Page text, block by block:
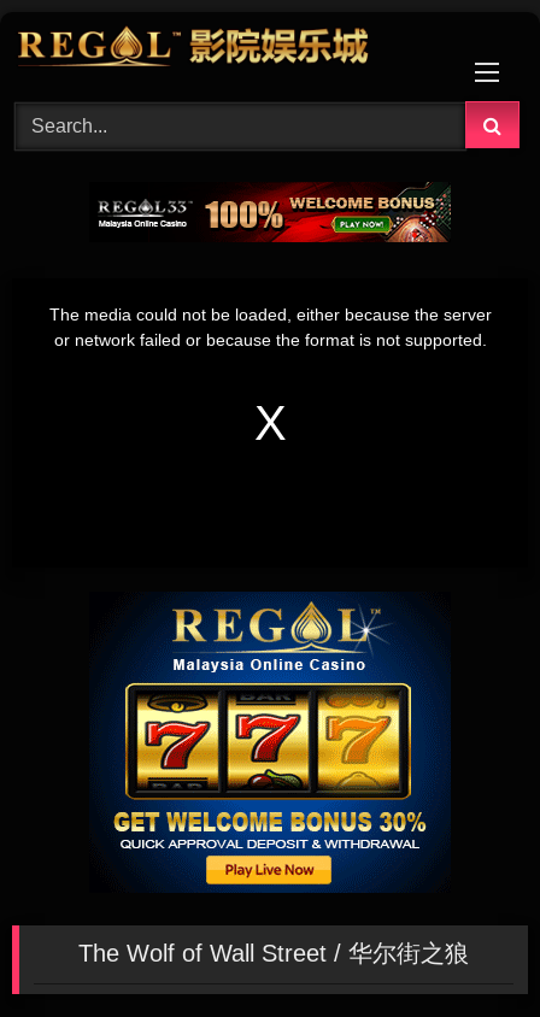
window.
The media could not be loaded, either because the server
or network failed or because the format is not supported.
The Wolf of Wall Street / 华尔街之狼